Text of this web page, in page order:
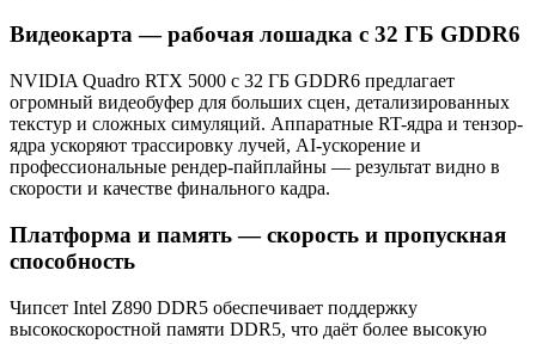
Видеокарта — рабочая лошадка с 32 ГБ GDDR6
NVIDIA Quadro RTX 5000 с 32 ГБ GDDR6 предлагает
огромный видеобуфер для больших сцен, детализированных
текстур и сложных симуляций. Аппаратные RT-ядра и тензор-
ядра ускоряют трассировку лучей, AI-ускорение и
профессиональные рендер-пайплайны — результат видно в
скорости и качестве финального кадра.
Платформа и память — скорость и пропускная
способность
Чипсет Intel Z890 DDR5 обеспечивает поддержку
высокоскоростной памяти DDR5, что даёт более высокую